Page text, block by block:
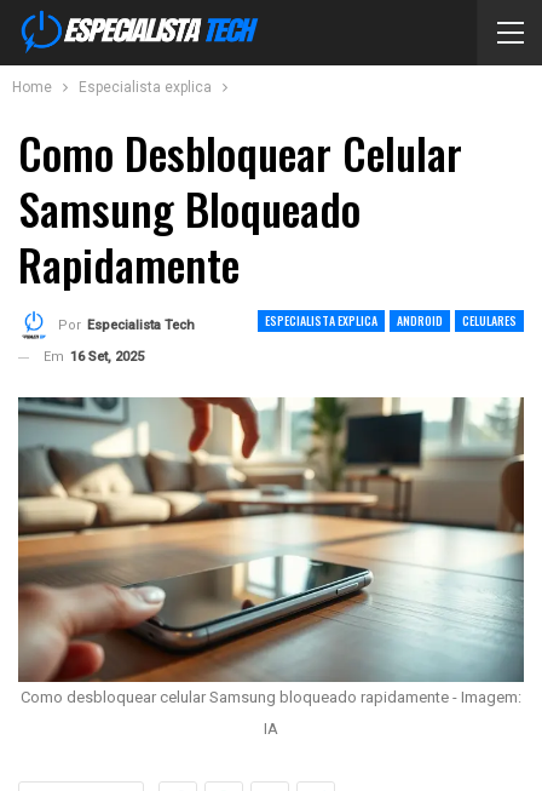
Home Especialista explica
Como Desbloquear Celular
Samsung Bloqueado
Rapidamente
ESPECIALISTA EXPLICA ANDROID CELULARES
Por Especialista Tech
Em 16 Set, 2025
Como desbloquear celular Samsung bloqueado rapidamente - Imagem:
IA